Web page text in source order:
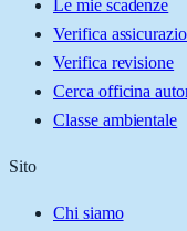
Le mie scadenze
Verifica
Verifica revisione
Cerca officina
Classe ambientale
Sito
Chi siamo